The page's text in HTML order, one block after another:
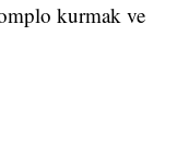
kurmak ve